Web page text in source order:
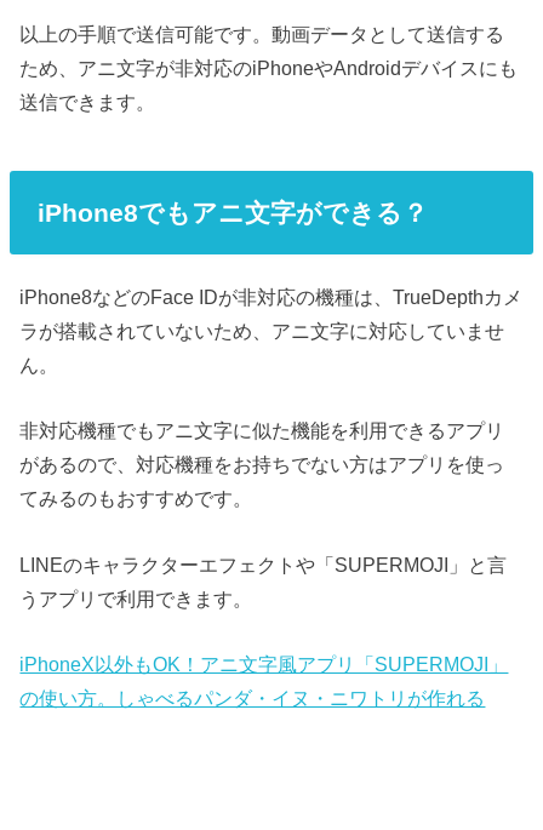
以上の手順で送信可能です。動画データとして送信する
ため、アニ文字が非対応のiPhoneやAndroidデバイスにも
送信できます。
iPhone8でもアニ文字ができる？
iPhone8などのFace IDが非対応の機種は、TrueDepthカメ
ラが搭載されていないため、アニ文字に対応していませ
ん。
非対応機種でもアニ文字に似た機能を利用できるアプリ
があるので、対応機種をお持ちでない方はアプリを使っ
てみるのもおすすめです。
LINEのキャラクターエフェクトや「SUPERMOJI」と言
うアプリで利用できます。
iPhoneX以外もOK！アニ文字風アプリ「SUPERMOJI」
の使い方。しゃべるパンダ・イヌ・ニワトリが作れる